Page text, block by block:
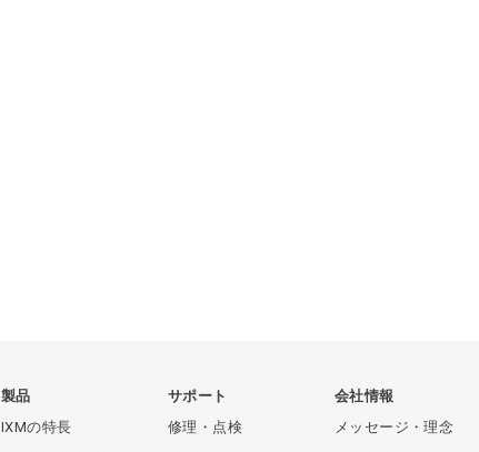
製品
IXMの特長
サポート
修理・点検
会社情報
メッセージ・理念